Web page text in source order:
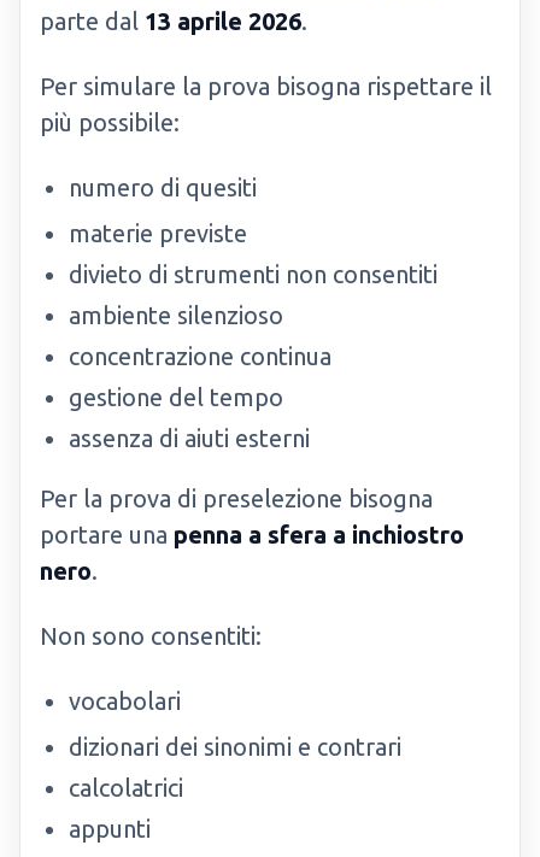
parte dal 13 aprile 2026.
Per simulare la prova bisogna rispettare il
più possibile:
numero di quesiti
materie previste
divieto di strumenti non consentiti
ambiente silenzioso
concentrazione continua
gestione del tempo
assenza di aiuti esterni
Per la prova di preselezione bisogna
portare una penna a sfera a inchiostro
nero.
Non sono consentiti:
vocabolari
dizionari dei sinonimi e contrari
calcolatrici
appunti